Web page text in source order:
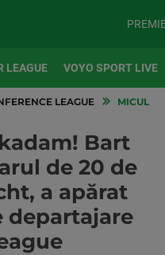
LEAGUE VOYO SPORT LIVE
LEAGUE MICUL
Bart
de 20 de
a apărat